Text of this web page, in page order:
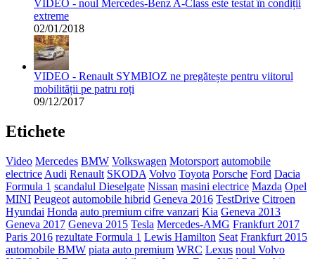
VIDEO - noul Mercedes-Benz A-Class este testat în condiții
extreme
02/01/2018
VIDEO - Renault SYMBIOZ ne pregătește pentru viitorul
mobilității pe patru roți
09/12/2017
Etichete
Video Mercedes BMW Volkswagen Motorsport automobile
electrice Audi Renault SKODA Volvo Toyota Porsche Ford Dacia
Formula 1 scandalul Dieselgate Nissan masini electrice Mazda Opel
MINI Peugeot automobile hibrid Geneva 2016 TestDrive Citroen
Hyundai Honda auto premium cifre vanzari Kia Geneva 2013
Geneva 2017 Geneva 2015 Tesla Mercedes-AMG Frankfurt 2017
Paris 2016 rezultate Formula 1 Lewis Hamilton Seat Frankfurt 2015
automobile BMW piata auto premium WRC Lexus noul Volvo